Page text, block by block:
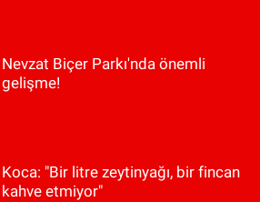
Nevzat Biçer Parkı'nda önemli
gelişme!
Koca: "Bir litre zeytinyağı, bir fincan
kahve etmiyor"